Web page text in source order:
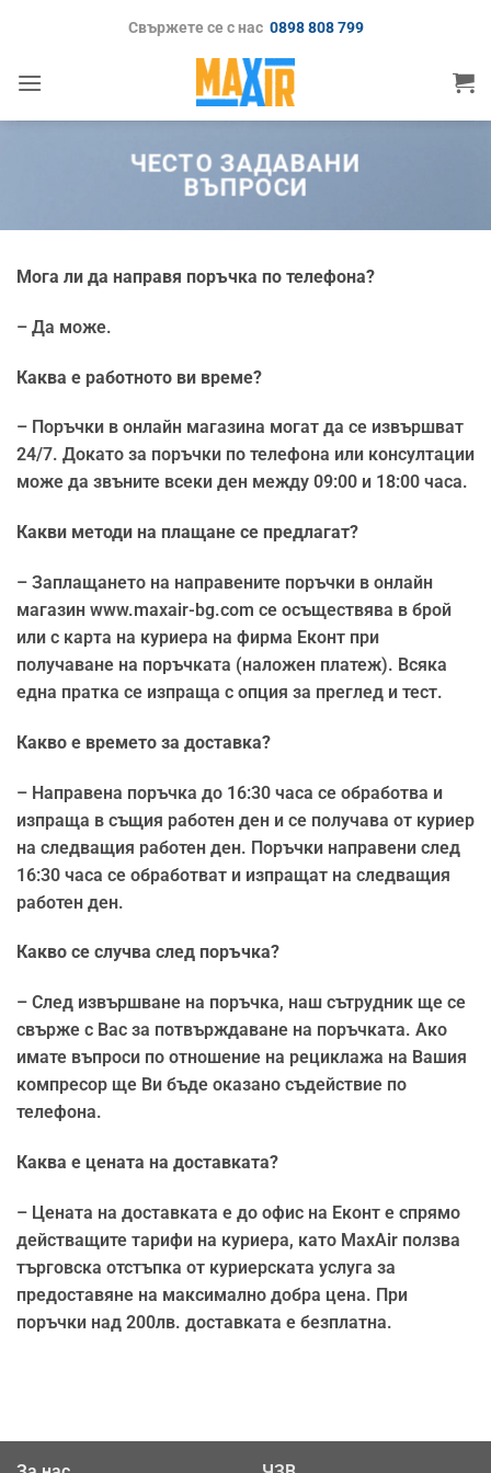
Свържете се с нас 0898 808 799
ЧЕСТО ЗАДАВАНИ
ВЪПРОСИ
Мога ли да направя поръчка по телефона?
– Да може.
Каква е работното ви време?
– Поръчки в онлайн магазина могат да се извършват
24/7. Докато за поръчки по телефона или консултации
може да звъните всеки ден между 09:00 и 18:00 часа.
Какви методи на плащане се предлагат?
– Заплащането на направените поръчки в онлайн
магазин www.maxair-bg.com се осъществява в брой
или с карта на куриера на фирма Еконт при
получаване на поръчката (наложен платеж). Всяка
една пратка се изпраща с опция за преглед и тест.
Какво е времето за доставка?
– Направена поръчка до 16:30 часа се обработва и
изпраща в същия работен ден и се получава от куриер
на следващия работен ден. Поръчки направени след
16:30 часа се обработват и изпращат на следващия
работен ден.
Какво се случва след поръчка?
– След извършване на поръчка, наш сътрудник ще се
свърже с Вас за потвърждаване на поръчката. Ако
имате въпроси по отношение на рециклажа на Вашия
компресор ще Ви бъде оказано съдействие по
телефона.
Каква е цената на доставката?
– Цената на доставката е до офис на Еконт е спрямо
действащите тарифи на куриера, като MaxAir ползва
търговска отстъпка от куриерската услуга за
предоставяне на максимално добра цена. При
поръчки над 200лв. доставката е безплатна.